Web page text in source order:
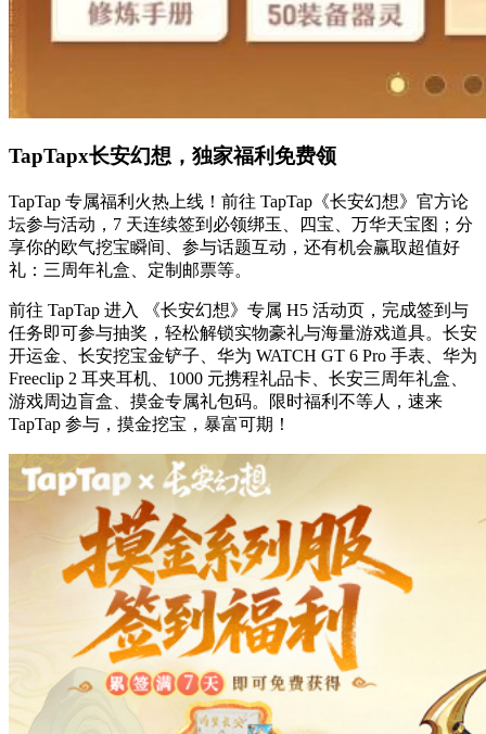
TapTapx长安幻想，独家福利免费领
TapTap 专属福利火热上线！前往 TapTap《长安幻想》官方论
坛参与活动，7 天连续签到必领绑玉、四宝、万华天宝图；分
享你的欧气挖宝瞬间、参与话题互动，还有机会赢取超值好
礼：三周年礼盒、定制邮票等。
前往 TapTap 进入 《长安幻想》专属 H5 活动页，完成签到与
任务即可参与抽奖，轻松解锁实物豪礼与海量游戏道具。长安
开运金、长安挖宝金铲子、华为 WATCH GT 6 Pro 手表、华为
Freeclip 2 耳夹耳机、1000 元携程礼品卡、长安三周年礼盒、
游戏周边盲盒、摸金专属礼包码。限时福利不等人，速来
TapTap 参与，摸金挖宝，暴富可期！